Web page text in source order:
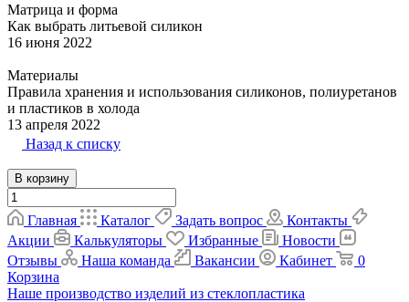
Матрица и форма
Как выбрать литьевой силикон
16 июня 2022
Материалы
Правила хранения и использования силиконов, полиуретанов
и пластиков в холода
13 апреля 2022
Назад к списку
В корзину
Главная Каталог Задать вопрос
Контакты
Акции
Калькуляторы Избранные
Новости
Отзывы
Наша команда Вакансии Кабинет
0
Корзина
Наше производство изделий из стеклопластика